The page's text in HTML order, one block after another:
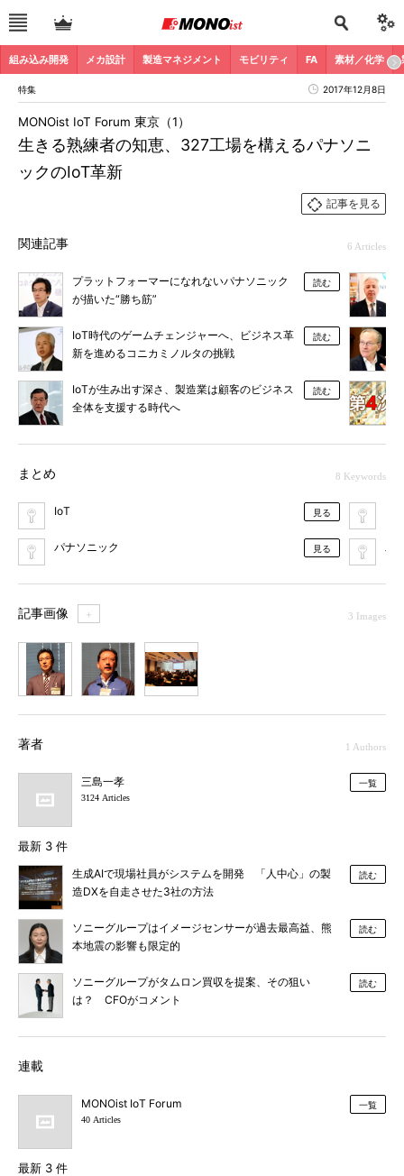
組み込み開発 メカ設計 製造マネジメント モビリティ FA 素材／化学
特集 2017年12月8日
生きる熟練者の知恵、327工場を構えるパナソニ
ックのIoT革新
MONOist IoT Forum 東京（1）
記事を見る
関連記事 6 Articles
プラットフォーマーになれないパナソニック
が描いた“勝ち筋”
読む
IoT時代のゲームチェンジャーへ、ビジネス革
新を進めるコニカミノルタの挑戦
読む
IoTが生み出す深さ、製造業は顧客のビジネス
全体を支援する時代へ
読む
まとめ 8 Keywords
IoT 見る
パナソニック 見る 工
記事画像 ＋ 3 Images
著者 1 Authors
三島一孝
3124 Articles
一覧
最新 3 件
生成AIで現場社員がシステムを開発 「人中心」の製
造DXを自走させた3社の方法
読む
ソニーグループはイメージセンサーが過去最高益、熊
本地震の影響も限定的
読む
ソニーグループがタムロン買収を提案、その狙い
は？ CFOがコメント
読む
連載
MONOist IoT Forum
40 Articles
一覧
最新 3 件